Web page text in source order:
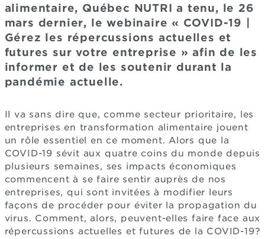
alimentaire, Québec NUTRI a tenu, le 26
mars dernier, le webinaire « COVID-19 |
Gérez les répercussions actuelles et
futures sur votre entreprise » afin de les
informer et de les soutenir durant la
pandémie actuelle.
Il va sans dire que, comme secteur prioritaire, les
entreprises en transformation alimentaire jouent
un rôle essentiel en ce moment. Alors que la
COVID-19 sévit aux quatre coins du monde depuis
plusieurs semaines, ses impacts économiques
commencent à se faire sentir auprès de nos
entreprises, qui sont invitées à modifier leurs
façons de procéder pour éviter la propagation du
virus. Comment, alors, peuvent-elles faire face aux
répercussions actuelles et futures de la COVID-19?